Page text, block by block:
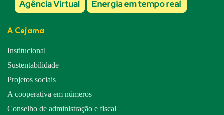
A Cejama
Institucional
Sustentabilidade
Projetos sociais
A cooperativa em números
Conselho de administração e fiscal